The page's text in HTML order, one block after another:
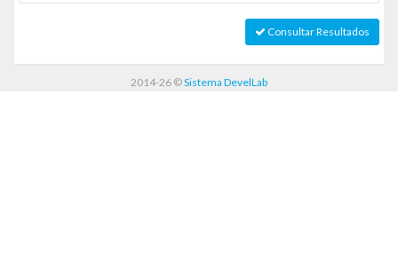
Consultar Resultados
2014-26 ©Sistema DevelLab